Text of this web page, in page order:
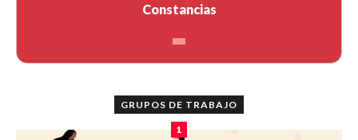
Constancias
GRUPOS DE TRABAJO
1